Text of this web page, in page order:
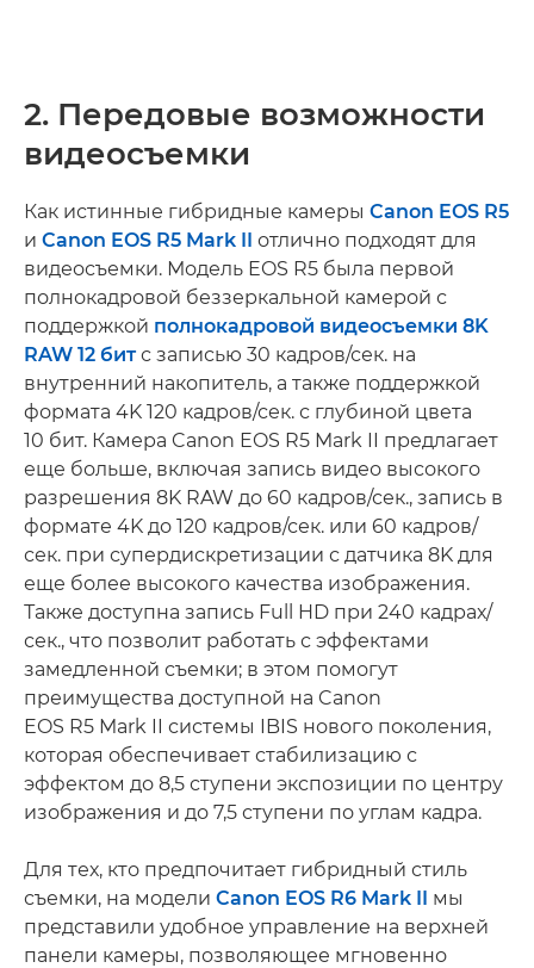
2. Передовые возможности
видеосъемки
Как истинные гибридные камеры Canon EOS R5
и Canon EOS R5 Mark II
отлично подходят для
видеосъемки. Модель EOS R5 была первой
полнокадровой беззеркальной камерой с
поддержкой полнокадровой видеосъемки 8K
RAW 12 битс записью 30 кадров/сек. на
внутренний накопитель, а также поддержкой
формата 4K 120 кадров/сек. с глубиной цвета
10 бит. Камера Canon EOS R5 Mark II предлагает
еще больше, включая запись видео высокого
разрешения 8K RAW до 60 кадров/сек., запись в
формате 4K до 120 кадров/сек. или 60 кадров/
сек. при супердискретизации с датчика 8K для
еще более высокого качества изображения.
Также доступна запись Full HD при 240 кадрах/
сек., что позволит работать с эффектами
замедленной съемки; в этом помогут
преимущества доступной на Canon
EOS R5 Mark II системы IBIS нового поколения,
которая обеспечивает стабилизацию с
эффектом до 8,5 ступени экспозиции по центру
изображения и до 7,5 ступени по углам кадра.
Для тех, кто предпочитает гибридный стиль
съемки, на модели Canon EOS R6 Mark II
мы
представили удобное управление на верхней
панели камеры, позволяющее мгновенно